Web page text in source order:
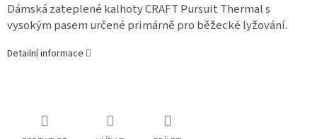
Dámská zateplené kalhoty CRAFT Pursuit Thermal s
vysokým pasem určené primárně pro běžecké lyžování.
Detailní informace